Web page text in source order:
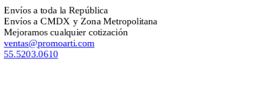
Envíos a toda la República
Envíos a CMDX y Zona Metropolitana
Mejoramos cualquier cotización
ventas@promoarti.com
55.5203.0610